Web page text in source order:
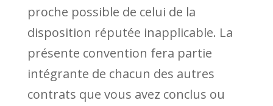
proche possible de celui de la
disposition réputée inapplicable. La
présente convention fera partie
intégrante de chacun des autres
contrats que vous avez conclus ou